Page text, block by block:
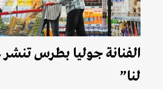
الفنانة جوليا بطرس
لنا”